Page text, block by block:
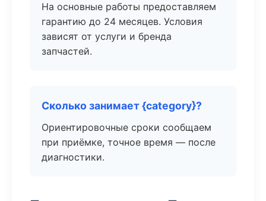
На основные работы предоставляем
гарантию до 24 месяцев. Условия
зависят от услуги и бренда
запчастей.
Сколько занимает {category}?
Ориентировочные сроки сообщаем
при приёмке, точное время — после
диагностики.